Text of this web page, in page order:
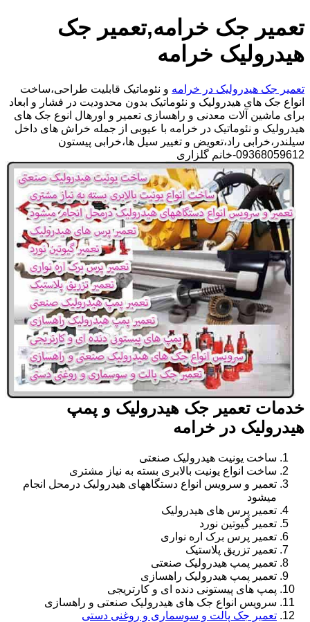
تعمیر جک خرامه,تعمیر جک
هیدرولیک خرامه
تعمیر جک هیدرولیک در خرامه و نئوماتیک قابلیت طراحی،ساخت
انواع جک های هیدرولیک و نئوماتیک بدون محدودیت در فشار و ابعاد
برای ماشین آلات معدنی و راهسازی تعمیر و اورهال انوع جک های
هیدرولیک و نئوماتیک در خرامه با عیوبی از جمله خراش های داخل
سیلندر،خرابی راد،تعویض و تغییر سیل ها،خرابی پیستون
09368059612-خانم گلزاری
خدمات تعمیر جک هیدرولیک و پمپ
هیدرولیک در خرامه
ساخت یونیت هیدرولیک صنعتی
ساخت انواع یونیت بالابری بسته به نیاز مشتری
تعمیر و سرویس انواع دستگاههای هیدرولیک درمحل انجام
میشود
تعمیر پرس های هیدرولیک
تعمیر گیوتین نورد
تعمیر پرس برک اره نواری
تعمیر تزریق پلاستیک
تعمیر پمپ هیدرولیک صنعتی
تعمیر پمپ هیدرولیک راهسازی
پمپ های پیستونی دنده ای و کارتریجی
سرویس انواع جک های هیدرولیک صنعتی و راهسازی
تعمیر جک پالت و سوسماری و روغنی دستی